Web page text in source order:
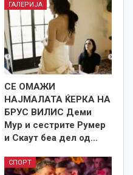
ГАЛЕРИЈА
СЕ ОМАЖИ
НАЈМАЛАТА ЌЕРКА НА
БРУС ВИЛИС Деми
Мур и сестрите Румер
и Скаут беа дел од…
СПОРТ